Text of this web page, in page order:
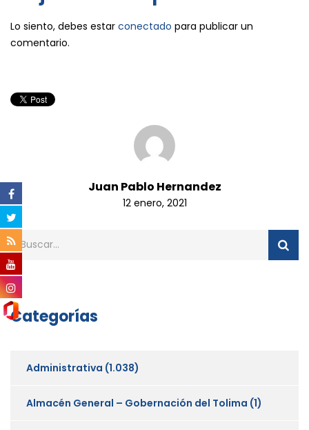
Lo siento, debes estar conectado para publicar un
comentario.
Juan Pablo Hernandez
12 enero, 2021
Categorías
Administrativa (1.038)
Almacén General – Gobernación del Tolima (1)